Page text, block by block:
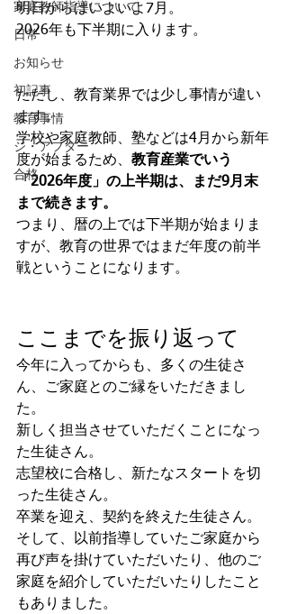
家庭教師指導について
日常
お知らせ
初記事
教育事情
ジ・アフター
合格
明日からはいよいよ7月。
2026年も下半期に入ります。
ただし、教育業界では少し事情が違い
ます。
学校や家庭教師、塾などは4月から新年
度が始まるため、 教育産業でいう
「2026年度」の上半期は、まだ9月末
まで続きます。
つまり、暦の上では下半期が始まりま
すが、教育の世界ではまだ年度の前半
戦ということになります。
ここまでを振り返って
今年に入ってからも、多くの生徒さ
ん、ご家庭とのご縁をいただきまし
た。
新しく担当させていただくことになっ
た生徒さん。
志望校に合格し、新たなスタートを切
った生徒さん。
卒業を迎え、契約を終えた生徒さん。
そして、以前指導していたご家庭から
再び声を掛けていただいたり、他のご
家庭を紹介していただいたりしたこと
もありました。